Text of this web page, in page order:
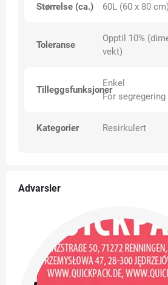
Størrelse (ca.) 60L (60 x 80 cm)
Toleranse
Opptil 10%
vekt)
Tilleggsfunksjoner
Enkel
For segregering
Kategorier Resirkulert
Advarsler